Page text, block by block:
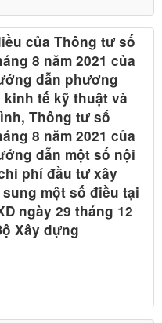
của Thông tư số
8 năm 2021 của
dẫn phương
tế kỹ thuật và
Thông tư số
8 năm 2021 của
dẫn một số nội
phí đầu tư xây
một số điều tại
ngày 29 tháng 12
Xây dựng